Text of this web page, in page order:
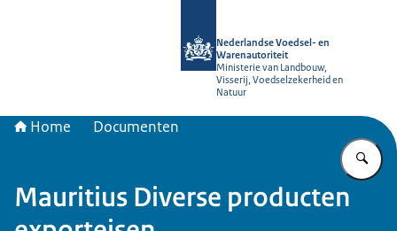
Nederlandse Voedsel- en
Warenautoriteit
Ministerie van Landbouw,
Visserij, Voedselzekerheid en
Natuur
Home Documenten
Mauritius Diverse producten